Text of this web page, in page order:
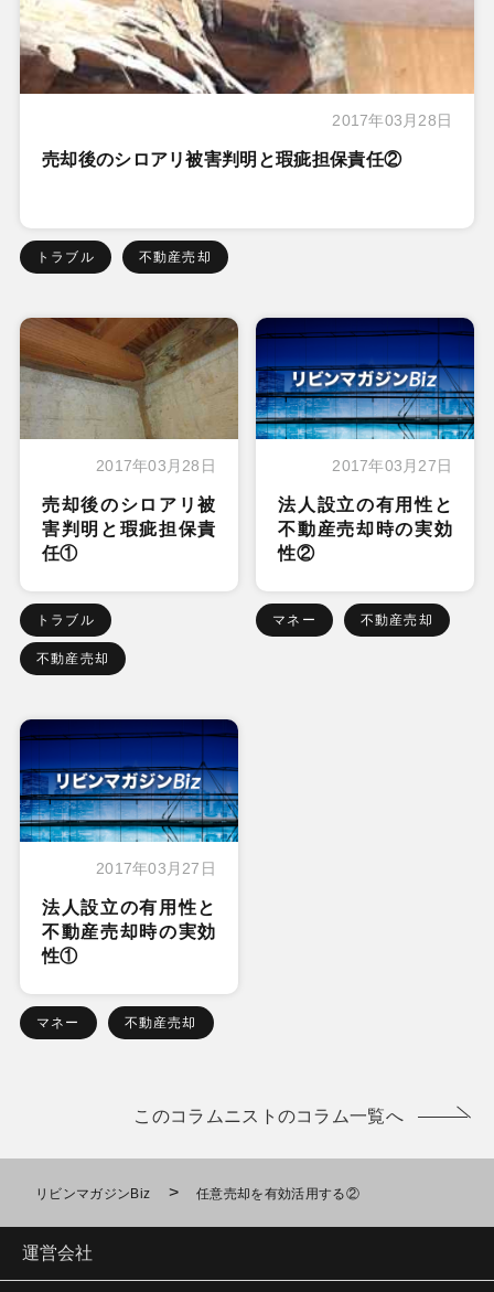
2017年03月28日
売却後のシロアリ被害判明と瑕疵担保責任②
トラブル 不動産売却
2017年03月28日
売却後のシロアリ被
害判明と瑕疵担保責
任①
トラブル
不動産売却
2017年03月27日
法人設立の有用性と
不動産売却時の実効
性②
マネー 不動産売却
2017年03月27日
法人設立の有用性と
不動産売却時の実効
性①
マネー 不動産売却
このコラムニストのコラム一覧へ
リビンマガジンBiz > 任意売却を有効活用する②
運営会社